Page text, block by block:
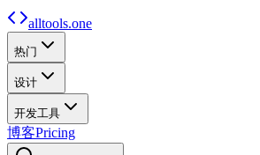
alltools.one
热门
设计
开发工具
博客Pricing